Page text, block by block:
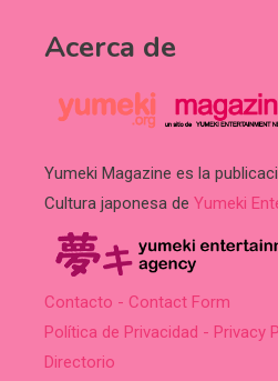
Acerca de
Yumeki Magazine es la
Cultura japonesa de Yumeki
Contacto - Contact Form
Política de Privacidad - Privacy
Directorio